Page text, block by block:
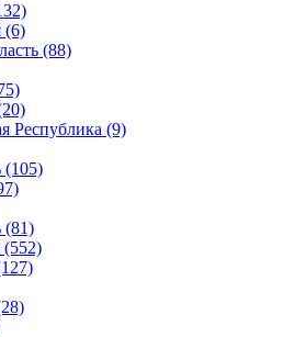
(6)
(88)
Республика (9)
(105)
(81)
(552)